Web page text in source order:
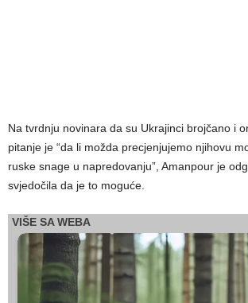
Na tvrdnju novinara da su Ukrajinci brojčano i
pitanje je “da li možda precjenjujemo njihovu
ruske snage u napredovanju”, Amanpour je
svjedočila da je to moguće.